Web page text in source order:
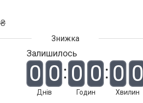
Залишилось
0 0
Днів
0 0
Годин
0 0
Хвилин